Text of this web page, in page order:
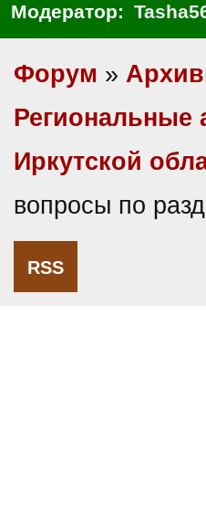
Модератор:
Форум »
Иркутской
вопросы по
RSS